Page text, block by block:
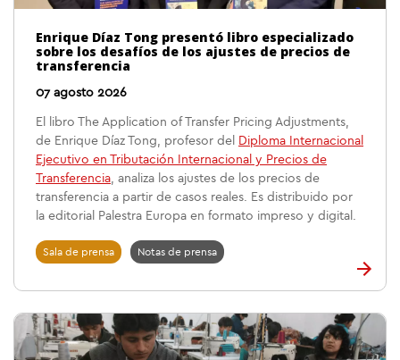
Enrique Díaz Tong presentó libro especializado
sobre los desafíos de los ajustes de precios de
transferencia
07 agosto 2026
El libro The Application of Transfer Pricing Adjustments,
de Enrique Díaz Tong, profesor del
Diploma Internacional
Ejecutivo en Tributación Internacional y Precios de
Transferencia, analiza los ajustes de los precios de
transferencia a partir de casos reales. Es distribuido por
la editorial Palestra Europa en formato impreso y digital.
Sala de prensa Notas de prensa